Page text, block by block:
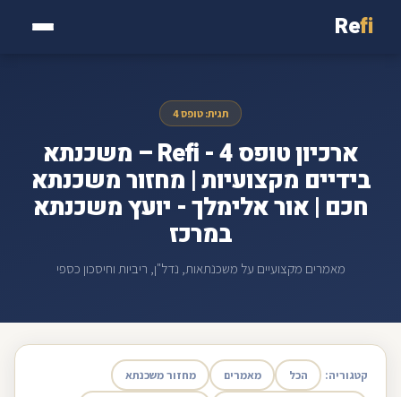
Refi
תגית: טופס 4
ארכיון טופס 4 - Refi – משכנתא
בידיים מקצועיות | מחזור משכנתא
חכם | אור אלימלך - יועץ משכנתא
במרכז
מאמרים מקצועיים על משכנתאות, נדל"ן, ריביות וחיסכון כספי
קטגוריה: הכל מאמרים מחזור משכנתא